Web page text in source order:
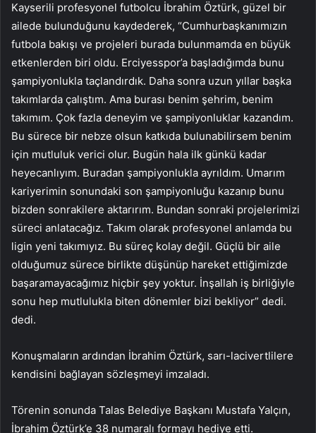
Kayserili profesyonel futbolcu İbrahim Öztürk, güzel bir
ailede bulunduğunu kaydederek, “Cumhurbaşkanımızın
futbola bakışı ve projeleri burada bulunmamda en büyük
etkenlerden biri oldu. Erciyesspor’a başladığımda bunu
şampiyonlukla taçlandırdık. Daha sonra uzun yıllar başka
takımlarda çalıştım. Ama burası benim şehrim, benim
takımım. Çok fazla deneyim ve şampiyonluklar kazandım.
Bu sürece bir nebze olsun katkıda bulunabilirsem benim
için mutluluk verici olur. Bugün hala ilk günkü kadar
heyecanlıyım. Buradan şampiyonlukla ayrıldım. Umarım
kariyerimin sonundaki son şampiyonluğu kazanıp bunu
bizden sonrakilere aktarırım. Bundan sonraki projelerimizi
süreci anlatacağız. Takım olarak profesyonel anlamda bu
ligin yeni takımıyız. Bu süreç kolay değil. Güçlü bir aile
olduğumuz sürece birlikte düşünüp hareket ettiğimizde
başaramayacağımız hiçbir şey yoktur. İnşallah iş birliğiyle
sonu hep mutlulukla biten dönemler bizi bekliyor” dedi.
dedi.
Konuşmaların ardından İbrahim Öztürk, sarı-lacivertlilere
kendisini bağlayan sözleşmeyi imzaladı.
Törenin sonunda Talas Belediye Başkanı Mustafa Yalçın,
İbrahim Öztürk’e 38 numaralı formayı hediye etti.